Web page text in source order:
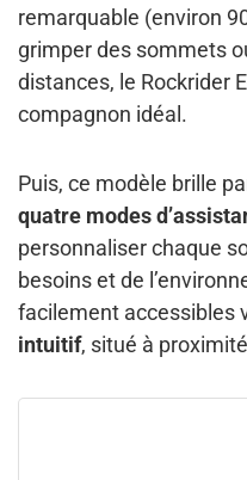
remarquable (environ
grimper des sommets
distances, le Rockrider
compagnon idéal.
Puis, ce modèle brille
quatre modes
personnaliser chaque
besoins et de
facilement accessibles
intuitif, situé à